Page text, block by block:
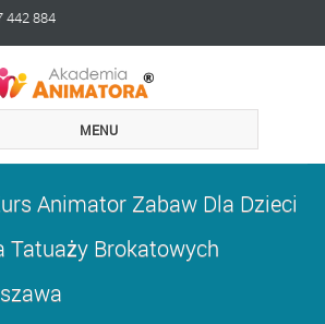
442 884
MENU
Animator Zabaw Dla Dzieci
Tatuaży Brokatowych